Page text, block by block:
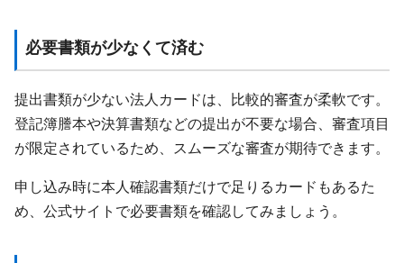
必要書類が少なくて済む
提出書類が少ない法人カードは、比較的審査が柔軟です。
登記簿謄本や決算書類などの提出が不要な場合、審査項目
が限定されているため、スムーズな審査が期待できます。
申し込み時に本人確認書類だけで足りるカードもあるた
め、公式サイトで必要書類を確認してみましょう。